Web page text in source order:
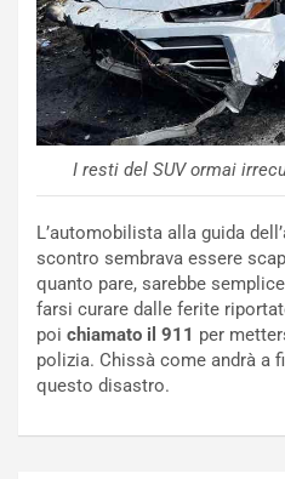
I resti del SUV ormai
L’automobilista alla guida
scontro sembrava essere
quanto pare, sarebbe
farsi curare dalle ferite
poi chiamato il 911 per
polizia. Chissà come andrà a
questo disastro.
s
c
e
a
o
s
a
N
o
u
e
g
h
e
v
o
e
R
n
o
z